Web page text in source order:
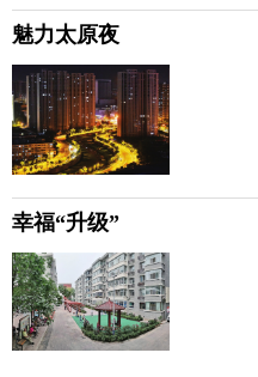
魅力太原夜
幸福“升级”